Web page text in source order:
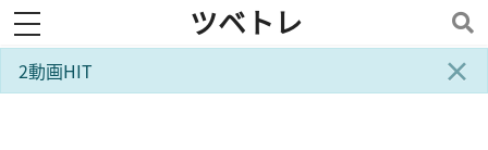
toggle navigation ツベトレ
×
2動画HIT